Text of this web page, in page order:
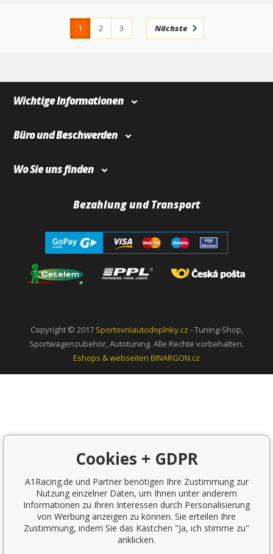
1 2
3
Nächste
Wichtige Informationen
Büro und Beschwerden
Wo Sie uns finden
Bezahlung und Transport
Copyright © 2017 Sportovniautodoplnky.cz - Tuning-Shop,
Sportwagenzubehör, Autotuning. Alle Rechte vorbehalten.
Eshops & webseiten BINARGON.cz
Cookies + GDPR
A1Racing.de und Partner benötigen Ihre Zustimmung zur
Nutzung einzelner Daten, um Ihnen unter anderem
Informationen zu Ihren Interessen durch Personalisierung
von Werbung anzeigen zu können. Sie erteilen Ihre
Zustimmung, indem Sie das Kästchen "Ja, ich stimme zu"
anklicken.